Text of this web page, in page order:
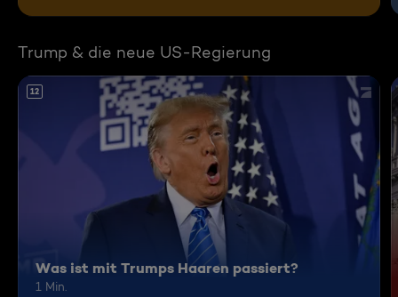
Trump & die neue US-Regierung
12
Was ist mit Trumps Haaren passiert?
1 Min.